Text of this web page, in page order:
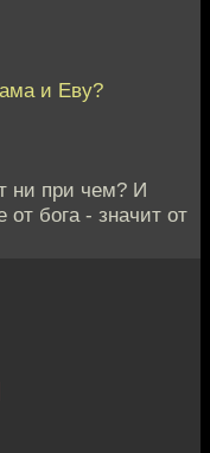
и Еву?
ни при чем? И
от бога - значит от